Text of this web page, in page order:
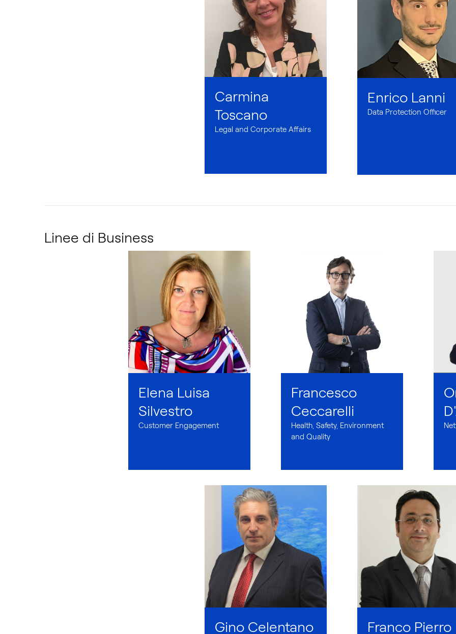
Carmina
Toscano
Legal and Corporate Affairs
Enrico Lanni
Data Protection Officer
Linee di Business
Elena Luisa
Silvestro
Customer Engagement
Francesco
Ceccarelli
Health, Safety, Environment
and Quality
Gino Celentano Franco Pierro